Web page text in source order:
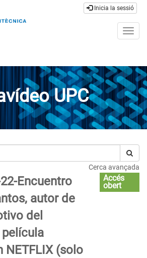
Inicia la sessió
UPC
Cerca avançada
Encuentro
autor de
del
NETFLIX (solo
Accés
obert